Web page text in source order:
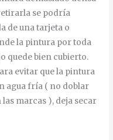
se podría
de una tarjeta o
la pintura por toda
quede bien cubierto.
evitar que la pintura
agua fría ( no doblar
marcas ), deja secar